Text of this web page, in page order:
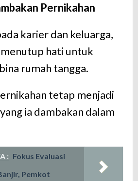
Pernikahan
karier dan keluarga,
hati untuk
rumah tangga.
tetap menjadi
ia dambakan dalam
: Fokus Evaluasi
Pemkot